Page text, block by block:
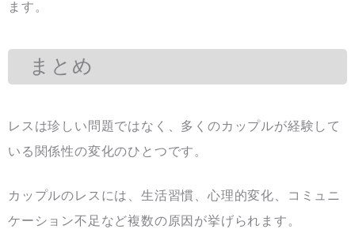
ます。
まとめ
レスは珍しい問題ではなく、多くのカップルが経験して
いる関係性の変化のひとつです。
カップルのレスには、生活習慣、心理的変化、コミュニ
ケーション不足など複数の原因が挙げられます。